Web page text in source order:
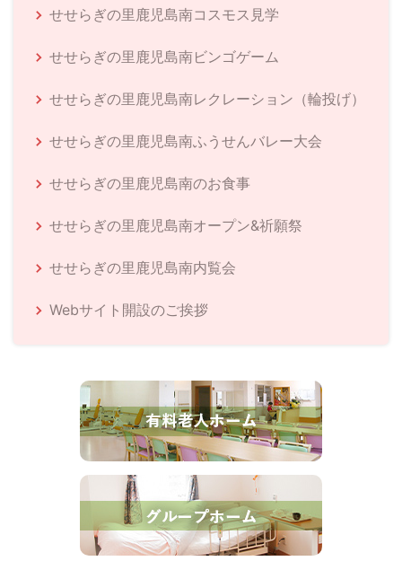
せせらぎの里鹿児島南コスモス見学
せせらぎの里鹿児島南ビンゴゲーム
せせらぎの里鹿児島南レクレーション（輪投げ）
せせらぎの里鹿児島南ふうせんバレー大会
せせらぎの里鹿児島南のお食事
せせらぎの里鹿児島南オープン&祈願祭
せせらぎの里鹿児島南内覧会
Webサイト開設のご挨拶